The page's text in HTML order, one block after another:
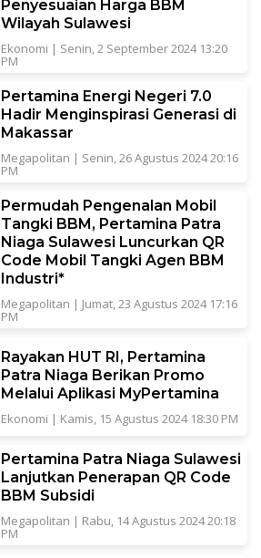
Penyesuaian Harga BBM
Wilayah Sulawesi
Ekonomi | Senin, 2 September 2024 13:20
PM
Pertamina Energi Negeri 7.0
Hadir Menginspirasi Generasi di
Makassar
Megapolitan | Senin, 26 Agustus 2024 20:16
PM
Permudah Pengenalan Mobil
Tangki BBM, Pertamina Patra
Niaga Sulawesi Luncurkan QR
Code Mobil Tangki Agen BBM
Industri*
Megapolitan | Jumat, 23 Agustus 2024 17:16
PM
Rayakan HUT RI, Pertamina
Patra Niaga Berikan Promo
Melalui Aplikasi MyPertamina
Ekonomi | Kamis, 15 Agustus 2024 18:30 PM
Pertamina Patra Niaga Sulawesi
Lanjutkan Penerapan QR Code
BBM Subsidi
Megapolitan | Rabu, 14 Agustus 2024 20:18
PM